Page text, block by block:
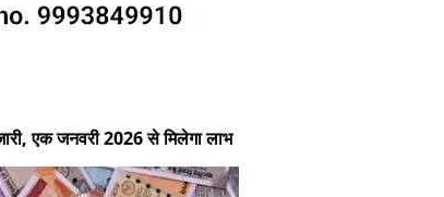
एक जनवरी 2026 से मिलेगा लाभ